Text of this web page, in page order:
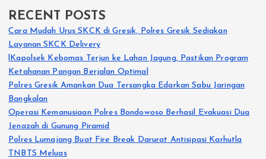
RECENT POSTS
Cara Mudah Urus SKCK di Gresik, Polres Gresik Sediakan
Layanan SKCK Delivery
lKapolsek Kebomas Terjun ke Lahan Jagung, Pastikan Program
Ketahanan Pangan Berjalan Optimal
Polres Gresik Amankan Dua Tersangka Edarkan Sabu Jaringan
Bangkalan
Operasi Kemanusiaan Polres Bondowoso Berhasil Evakuasi Dua
Jenazah di Gunung Piramid
Polres Lumajang Buat Fire Break Darurat Antisipasi Karhutla
TNBTS Meluas